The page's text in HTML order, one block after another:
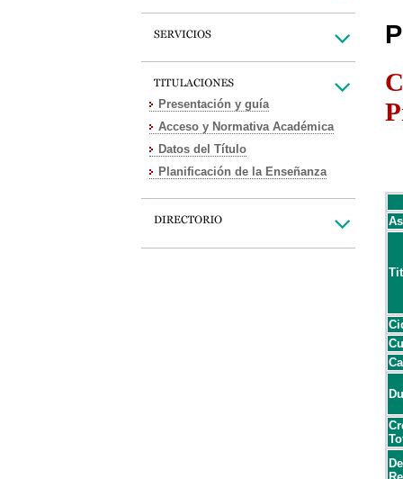
Presentación y guía
Acceso y Normativa Académica
Datos del Título
Planificación de la Enseñanza